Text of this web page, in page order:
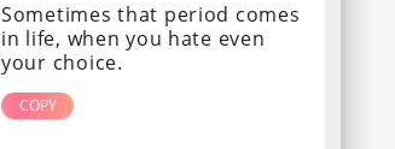
Sometimes that period comes
in life, when you hate even
your choice.
COPY